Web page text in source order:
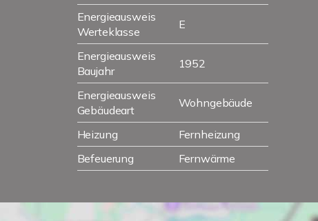
Energieausweis
Werteklasse
E
Energieausweis
Baujahr
1952
Energieausweis
Gebäudeart
Wohngebäude
Heizung
Fernheizung
Befeuerung
Fernwärme